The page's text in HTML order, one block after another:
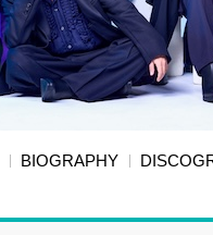
BIOGRAPHY